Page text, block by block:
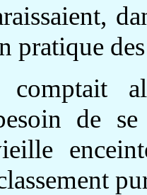
pratique
de